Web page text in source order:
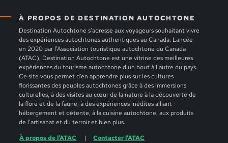
À PROPOS DE DESTINATION AUTOCHTONE
Destination Autochtone s’adresse aux voyageurs souhaitant vivre
des expériences autochtones authentiques au Canada. Lancée
en 2020 par l’Association touristique autochtone du Canada
(ATAC), Destination Autochtone est une vitrine des meilleures
expériences du tourisme autochtone d’un bout à l’autre du pays.
Ce site vous permet d’en apprendre plus sur les cultures
florissantes des peuples autochtones grâce à des immersions
culturelles, à des visites au cœur de la nature à la découverte de
la flore et de la faune, à des expériences inédites alliant
hébergement et détente, à la cuisine autochtone, aux produits
de l’artisanat et du terroir et bien plus.
À propos de l’ATAC
Contacter l’ATAC